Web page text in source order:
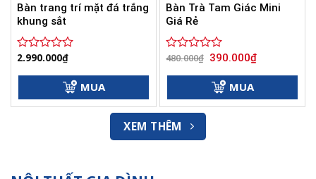
Bàn trang trí mặt đá trắng
khung sắt
Được
2.990.000₫
MUA
Bàn Trà Tam Giác Mini
Giá Rẻ
Được
sao
480.000₫ Giá
gốc
là:
480.000₫.
390.000₫Giá
hiện
tại
MUA
XEM THÊM